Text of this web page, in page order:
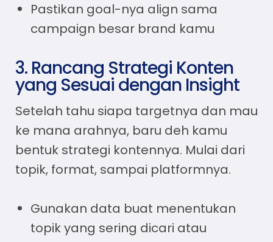
Pastikan goal-nya align sama
campaign besar brand kamu
3. Rancang Strategi Konten
yang Sesuai dengan Insight
Setelah tahu siapa targetnya dan mau
ke mana arahnya, baru deh kamu
bentuk strategi kontennya. Mulai dari
topik, format, sampai platformnya.
Gunakan data buat menentukan
topik yang sering dicari atau